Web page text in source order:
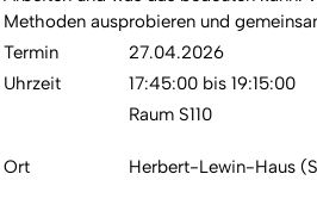
Methoden ausprobieren und
Termin
27.04.2026
Uhrzeit
17:45:00 bis 19:15:00
Ort
Raum S110
Herbert-Lewin-Haus